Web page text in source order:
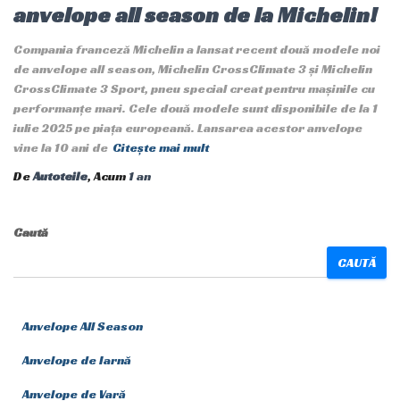
anvelope all season de la Michelin!
Compania franceză Michelin a lansat recent două modele noi
de anvelope all season, Michelin CrossClimate 3 și Michelin
CrossClimate 3 Sport, pneu special creat pentru mașinile cu
performanțe mari. Cele două modele sunt disponibile de la 1
iulie 2025 pe piața europeană. Lansarea acestor anvelope
vine la 10 ani de Citește mai mult
DeAutoteile, Acum 1 an
Caută
CAUTĂ
Anvelope All Season
Anvelope de Iarnă
Anvelope de Vară